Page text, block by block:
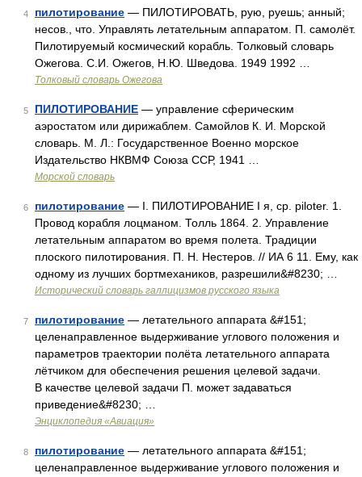
4 пилотирование — ПИЛОТИРОВАТЬ, рую, руешь; анный;
несов., что. Управлять летательным аппаратом. П. самолёт.
Пилотируемый космический корабль. Толковый словарь
Ожегова. С.И. Ожегов, Н.Ю. Шведова. 1949 1992 …
Толковый словарь Ожегова
5 ПИЛОТИРОВАНИЕ — управление сферическим
аэростатом или дирижаблем. Самойлов К. И. Морской
словарь. М. Л.: Государственное Военно морское
Издательство НКВМФ Союза ССР, 1941 …
Морской словарь
6 пилотирование — I. ПИЛОТИРОВАНИЕ I я, ср. piloter. 1.
Провод корабля лоцманом. Толль 1864. 2. Управление
летательным аппаратом во время полета. Традиции
плоского пилотирования. П. Н. Нестеров. // ИА 6 11. Ему, как
одному из лучших бортмехаников, разрешили&#8230; …
Исторический словарь галлицизмов русского языка
7 пилотирование — летательного аппарата &#151;
целенаправленное выдерживание углового положения и
параметров траектории полёта летательного аппарата
лётчиком для обеспечения решения целевой задачи.
В качестве целевой задачи П. может задаваться
приведение&#8230; …
Энциклопедия «Авиация»
8 пилотирование — летательного аппарата &#151;
целенаправленное выдерживание углового положения и